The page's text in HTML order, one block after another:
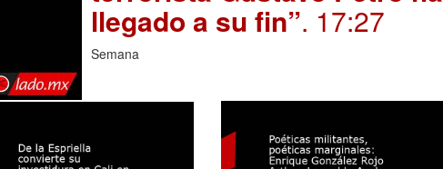
llegado a su fin”. 17:27
Semana